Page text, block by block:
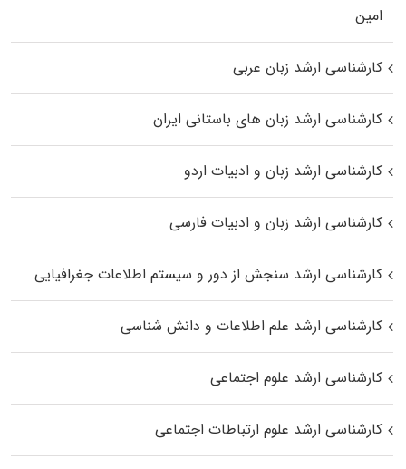
اﻣﻴﻦ
کارشناسی ارشد زبان عربی
کارشناسی ارشد زبان‌ های باستانی ایران
کارشناسی ارشد زبان و ادبیات اردو
کارشناسی ارشد زبان و ادبیات فارسی
کارشناسی ارشد سنجش از دور و سیستم اطلاعات جغرافیایی
کارشناسی ارشد علم اطلاعات و دانش شناسی
کارشناسی ارشد علوم اجتماعی
کارشناسی ارشد علوم ارتباطات اجتماعی